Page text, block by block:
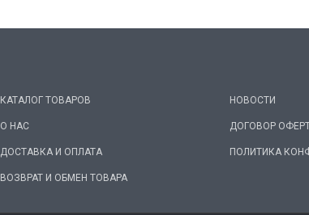
КАТАЛОГ ТОВАРОВ
О НАС
ДОСТАВКА И ОПЛАТА
ВОЗВРАТ И ОБМЕН ТОВАРА
НОВОСТИ
ДОГОВОР
ПОЛИТИКА